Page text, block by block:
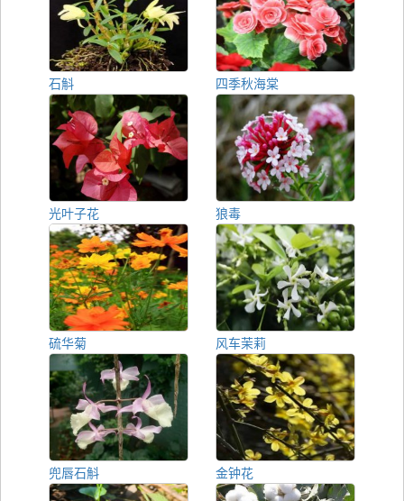
石斛 四季秋海棠
光叶子花 狼毒
硫华菊 风车茉莉
兜唇石斛 金钟花